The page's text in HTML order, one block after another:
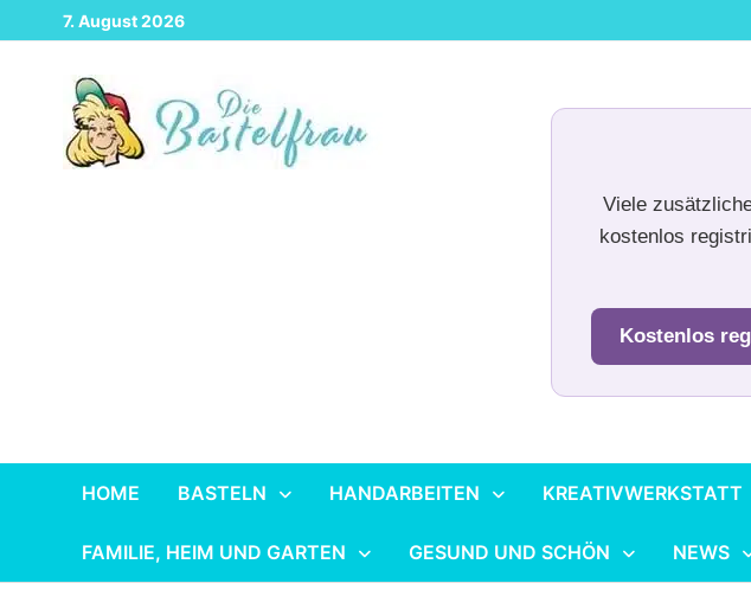
Zurück
zum
7. August 2026
Viele
kostenlos
Kostenlos
HOME BASTELN HANDARBEITEN KREATIVWERKSTATT
FAMILIE, HEIM UND GARTEN GESUND UND SCHÖN NEWS